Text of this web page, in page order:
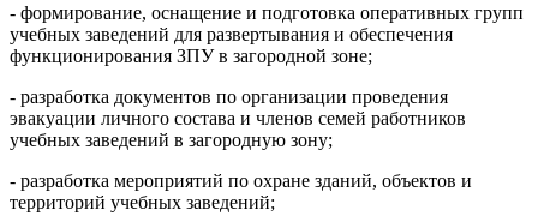
- формирование, оснащение и подготовка оперативных групп
учебных заведений для развертывания и обеспечения
функционирования ЗПУ в загородной зоне;
- разработка документов по организации проведения
эвакуации личного состава и членов семей работников
учебных заведений в загородную зону;
- разработка мероприятий по охране зданий, объектов и
территорий учебных заведений;